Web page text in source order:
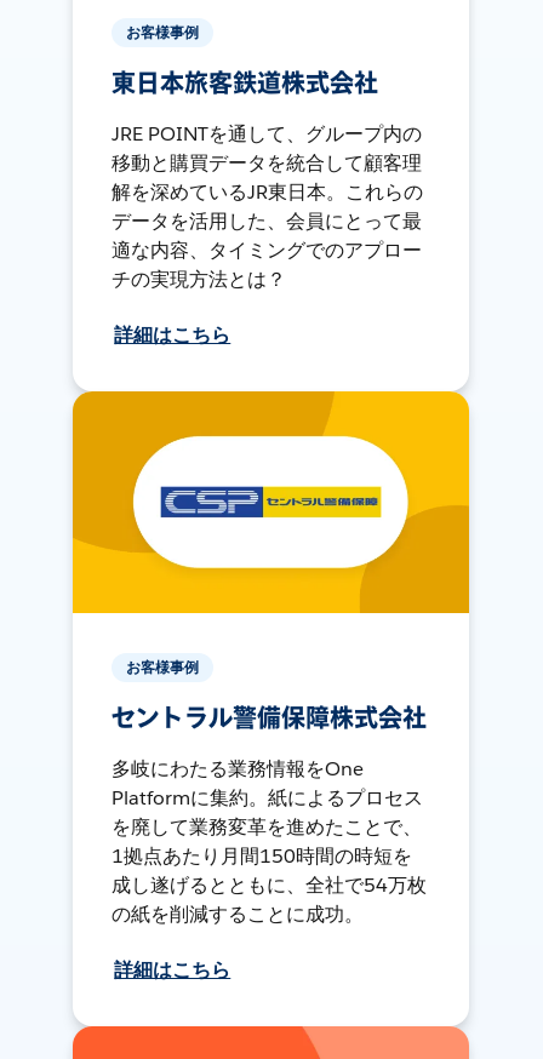
お客様事例
東日本旅客鉄道株式会社
JRE POINTを通して、グループ内の
移動と購買データを統合して顧客理
解を深めているJR東日本。これらの
データを活用した、会員にとって最
適な内容、タイミングでのアプロー
チの実現方法とは？
詳細はこちら
お客様事例
セントラル警備保障株式会社
多岐にわたる業務情報をOne
Platformに集約。紙によるプロセス
を廃して業務変革を進めたことで、
1拠点あたり月間150時間の時短を
成し遂げるとともに、全社で54万枚
の紙を削減することに成功。
詳細はこちら